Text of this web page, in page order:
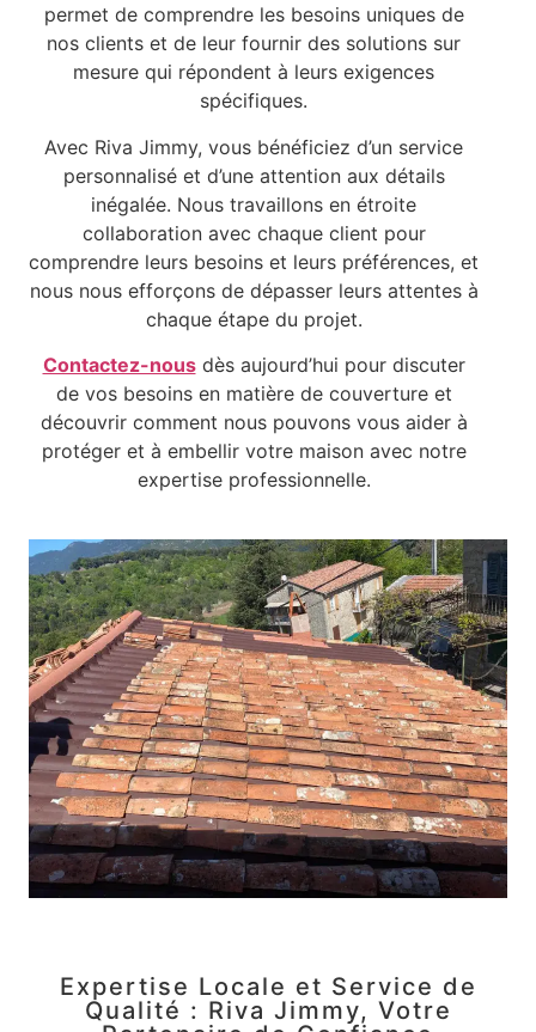
permet de comprendre les besoins uniques de
nos clients et de leur fournir des solutions sur
mesure qui répondent à leurs exigences
spécifiques.
Avec Riva Jimmy, vous bénéficiez d’un service
personnalisé et d’une attention aux détails
inégalée. Nous travaillons en étroite
collaboration avec chaque client pour
comprendre leurs besoins et leurs préférences, et
nous nous efforçons de dépasser leurs attentes à
chaque étape du projet.
Contactez-nousdès aujourd’hui pour discuter
de vos besoins en matière de couverture et
découvrir comment nous pouvons vous aider à
protéger et à embellir votre maison avec notre
expertise professionnelle.
Expertise Locale et Service de
Qualité : Riva Jimmy, Votre